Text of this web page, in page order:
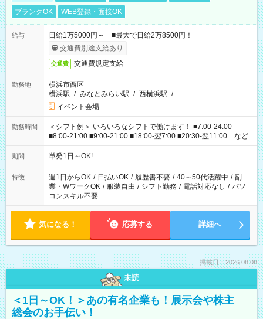
ブランクOK
WEB登録・面接OK
給与
日給1万5000円～ ■最大で日給2万8500円！
交通費別途支給あり
交通費 交通費規定支給
勤務地
横浜市西区
横浜駅 / みなとみらい駅 / 西横浜駅 / …
イベント会場
勤務時間
＜シフト例＞ いろいろなシフトで働けます！ ■7:00-24:00
■8:00-21:00 ■9:00-21:00 ■18:00-翌7:00 ■20:30-翌11:00 など
期間 単発1日～OK!
特徴 週1日からOK / 日払いOK / 履歴書不要 / 40～50代活躍中 / 副
業・WワークOK / 服装自由 / シフト勤務 / 電話対応なし / パソ
コンスキル不要
気になる！ 応募する 詳細へ
掲載日：2026.08.08
未読
＜1日～OK！＞あの有名企業も！展示会や株主
総会のお手伝い！